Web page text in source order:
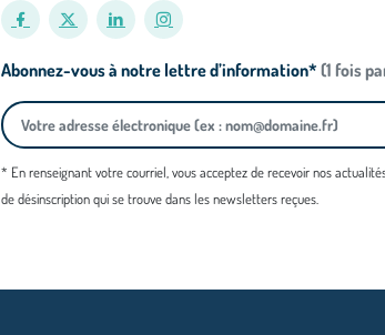
Abonnez-vous à notre lettre d’information* (1 fois
* En renseignant votre courriel, vous acceptez de recevoir nos
de désinscription qui se trouve dans les newsletters reçues.